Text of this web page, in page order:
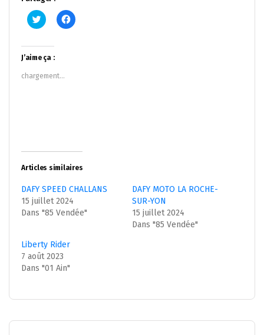
Cliquez
pour
Twitter(ouvre
dans
une
nouvelle
fenêtre)
Cliquez
pour
J’aime ça :
chargement…
Articles similaires
DAFY SPEED CHALLANS
15 juillet 2024
Dans "85 Vendée"
DAFY MOTO LA ROCHE-
SUR-YON
15 juillet 2024
Dans "85 Vendée"
Liberty Rider
7 août 2023
Dans "01 Ain"